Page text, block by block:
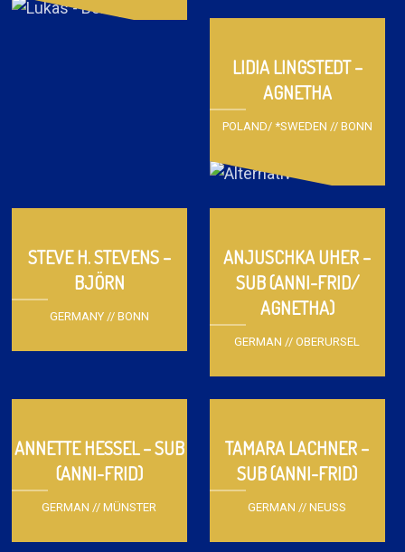
LIDIA LINGSTEDT –
AGNETHA
POLAND/ *SWEDEN // BONN
STEVE H. STEVENS –
BJÖRN
GERMANY // BONN
ANJUSCHKA UHER –
SUB (ANNI-FRID/
AGNETHA)
GERMAN // OBERURSEL
ANNETTE HESSEL – SUB
(ANNI-FRID)
GERMAN // MÜNSTER
TAMARA LACHNER –
SUB (ANNI-FRID)
GERMAN // NEUSS